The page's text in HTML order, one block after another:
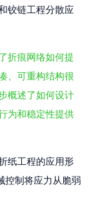
铰链工程分散应
折痕网络如何提
、可重构结构很
概述了如何设计
为和稳定性提供
纸工程的应用形
制将应力从脆弱